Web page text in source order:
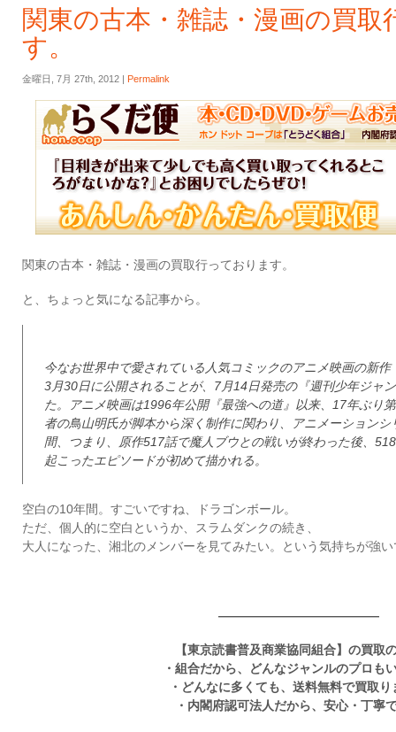
関東の古本・雑誌・漫画の買取
す。
金曜日, 7月 27th, 2012 | Permalink
関東の古本・雑誌・漫画の買取行っております。
と、ちょっと気になる記事から。
今なお世界中で愛されている人気コミックのアニメ映画の新
3月30日に公開されることが、7月14日発売の『週刊少年ジャ
た。アニメ映画は1996年公開『最強への道』以来、17年ぶり
者の鳥山明氏が脚本から深く制作に関わり、アニメーション
間、つまり、原作517話で魔人ブウとの戦いが終わった後、
起こったエピソードが初めて描かれる。
空白の10年間。すごいですね、ドラゴンボール。
ただ、個人的に空白というか、スラムダンクの続き、
大人になった、湘北のメンバーを見てみたい。という気持ちが強
—————————————
【東京読書普及商業協同組合】の買取
・組合だから、どんなジャンルのプロも
・どんなに多くても、送料無料で買取り
・内閣府認可法人だから、安心・丁寧